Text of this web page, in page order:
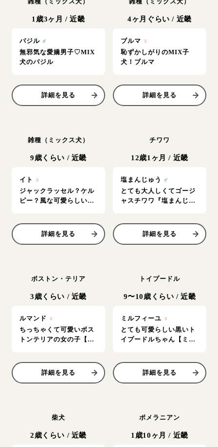
1歳3ヶ月 /近畿
バジル ♂
無邪気な愛嬌男子♡MIX
犬のバジル
詳細を見る
4ヶ月ぐらい / 近畿
ブルマ ♀
恥ずかしがりのMIX子
犬！ブルマ
詳細を見る
雑種（ミックス犬）
9歳くらい / 近畿
イト
♀
ジャックラッセル？ケル
ピー？風な可愛らしいイ
詳細を見る
チワワ
12歳1ヶ月 / 近畿
塩まんじゅう
♂
とても大人しくてゴージ
ャスチワワ『塩まんじゅ
詳細を見る
ボストン・テリア
3歳くらい / 近畿
ルマンド ♀
ちっちゃくて可愛いボス
トンテリアの女の子【ル
詳細を見る
トイプードル
9〜10歳くらい /近畿
ミルフィーユ ♀
とても可愛らしい黒いト
イプードルちゃん【ミル
詳細を見る
柴犬
2歳くらい / 近畿
ポメラニアン
1歳10ヶ月 / 近畿